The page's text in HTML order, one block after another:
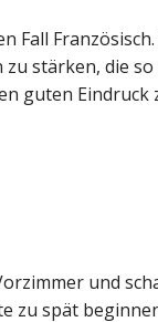
Fall
stärken, die so
guten
und
zu spät